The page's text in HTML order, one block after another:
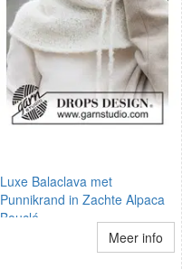
Luxe Balaclava met
Punnikrand in Zachte Alpaca
Bouclé
Meer info